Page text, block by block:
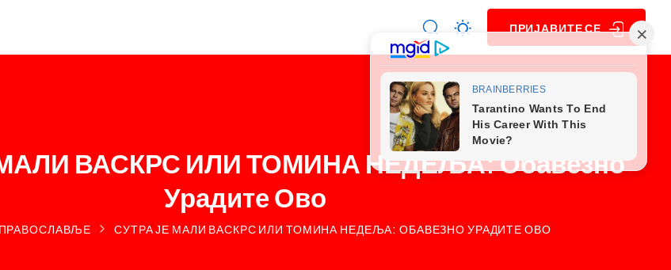
ПРИЈАВИТЕ СЕ
ВАСКРС ИЛИ ТОМИНА НЕДЕЉА: Обавезно
Урадите Ово
ПРАВОСЛАВЉЕ СУТРА ЈЕ МАЛИ ВАСКРС ИЛИ ТОМИНА НЕДЕЉА: ОБАВЕЗНО УРАДИТЕ ОВО